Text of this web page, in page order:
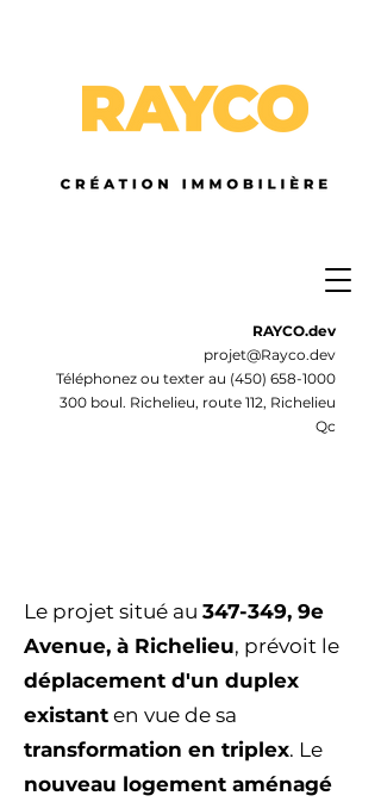
RAYCO.dev
projet@Rayco.dev
Téléphonez ou texter au (450) 658-1000
300 boul. Richelieu, route 112, Richelieu
Qc
Le projet situé au 347-349, 9e
Avenue, à Richelieu, prévoit le
déplacement d'un duplex
existant en vue de sa
transformation en triplex. Le
nouveau logement aménagé